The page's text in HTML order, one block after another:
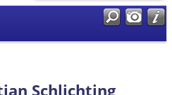
Schlichting